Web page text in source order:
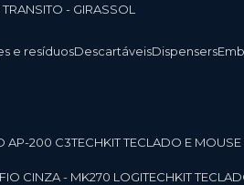
TRANSITO - GIRASSOL
e resíduos Descartáveis Dispensers
AP-200 C3TECH KIT TECLADO E
CINZA - MK270 LOGITECH KIT